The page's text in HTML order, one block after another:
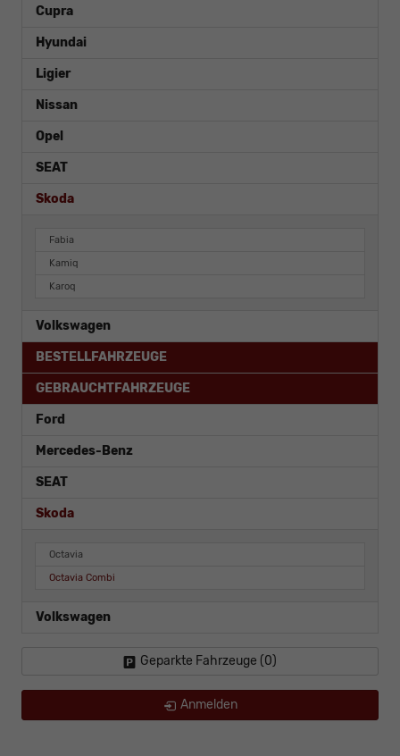
Cupra
Hyundai
Ligier
Nissan
Opel
SEAT
Skoda
Fabia
Kamiq
Karoq
Volkswagen
BESTELLFAHRZEUGE
GEBRAUCHTFAHRZEUGE
Ford
Mercedes-Benz
SEAT
Skoda
Octavia
Octavia Combi
Volkswagen
Geparkte Fahrzeuge (0)
Anmelden